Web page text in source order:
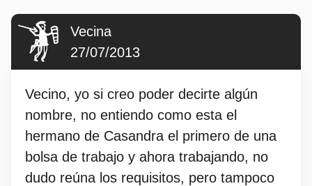
Vecina
27/07/2013
Vecino, yo si creo poder decirte algún
nombre, no entiendo como esta el
hermano de Casandra el primero de una
bolsa de trabajo y ahora trabajando, no
dudo reúna los requisitos, pero tampoco